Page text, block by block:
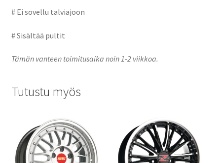
# Ei sovellu talviajoon
# Sisältää pultit
Tämän vanteen toimitusaika noin 1-2 viikkoa.
Tutustu myös